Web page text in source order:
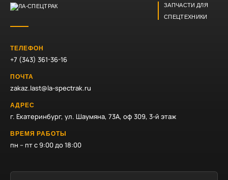
ЗАПЧАСТИ ДЛЯ
СПЕЦТЕХНИКИ
ТЕЛЕФОН
+7 (343) 361-36-16
ПОЧТА
zakaz.last@la-spectrak.ru
АДРЕС
г. Екатеринбург, ул. Шаумяна, 73А, оф 309, 3-й этаж
ВРЕМЯ РАБОТЫ
пн – пт с 9:00 до 18:00